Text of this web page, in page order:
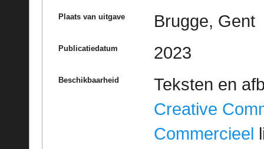
Plaats van uitgave Brugge, Gent
Publicatiedatum 2023
Beschikbaarheid
Teksten en
Creative
Commercieel